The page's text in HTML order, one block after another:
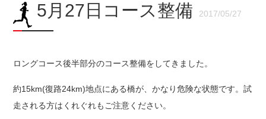
5月27日コース整備 2017/05/27
ロングコース後半部分のコース整備をしてきました。
約15km(復路24km)地点にある橋が、かなり危険な状態です。試
走される方はくれぐれもご注意ください。